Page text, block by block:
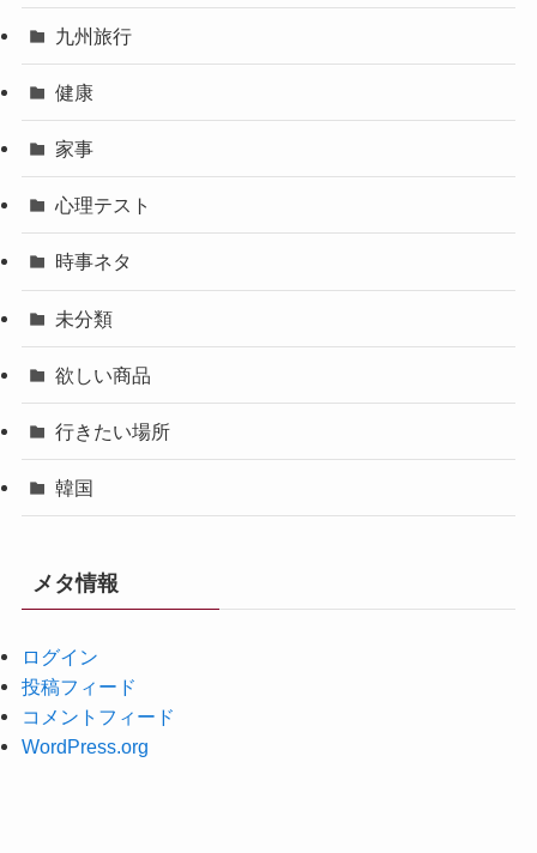
九州旅行
健康
家事
心理テスト
時事ネタ
未分類
欲しい商品
行きたい場所
韓国
メタ情報
ログイン
投稿フィード
コメントフィード
WordPress.org